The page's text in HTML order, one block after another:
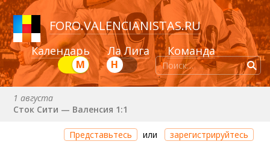
FORO.VALENCIANISTAS.RU
Календарь Ла Лига Команда
Н
М
1 августа
Сток Сити — Валенсия 1:1
8 августа (сб) в 21:00 (исп)
Валенсия — Ньюкасл
Представьтесь или зарегистрируйтесь